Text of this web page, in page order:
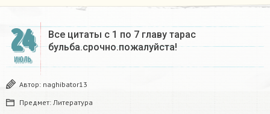
24
ИЮЛЬ
Все цитаты с 1 по 7 главу тарас
бульба.срочно.пожалуйста!
Автор: naghibator13
Предмет: Литература